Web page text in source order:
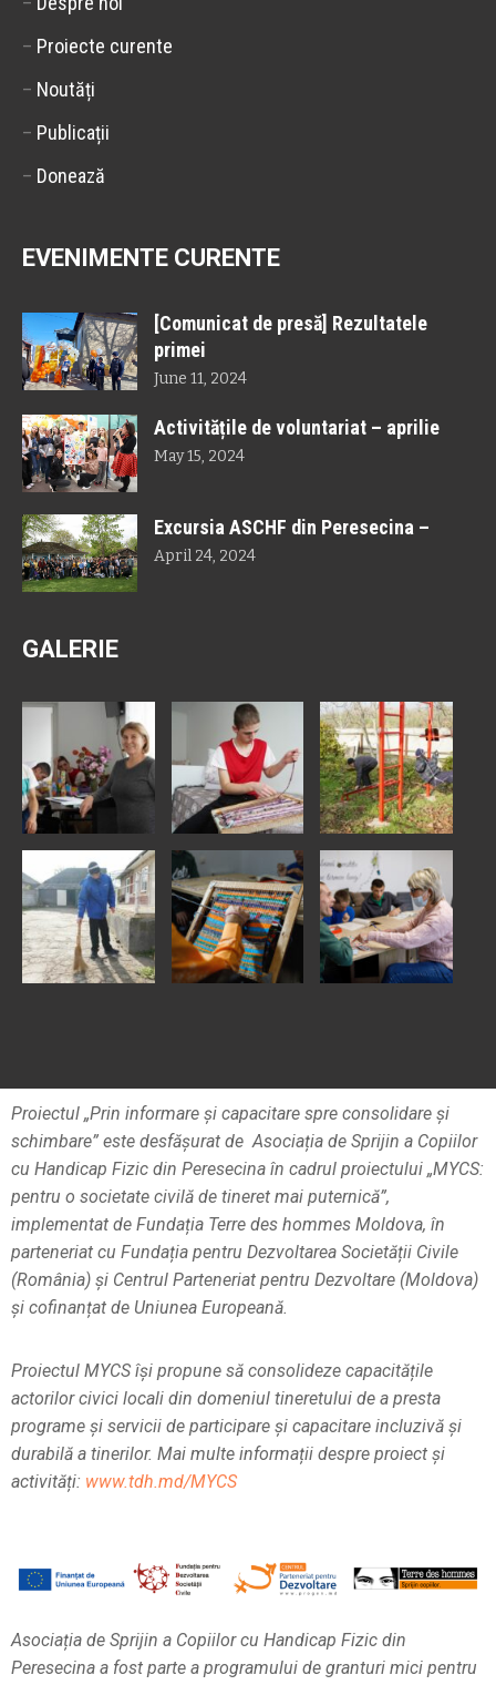
– Proiecte curente
– Noutăți
– Publicații
– Donează
EVENIMENTE CURENTE
[Comunicat de presă] Rezultatele
primei
June 11, 2024
Activitățile de voluntariat – aprilie
May 15, 2024
Excursia ASCHF din Peresecina –
April 24, 2024
GALERIE
Proiectul „Prin informare și capacitare spre consolidare și
schimbare” este desfășurat de Asociația de Sprijin a Copiilor
cu Handicap Fizic din Peresecina în cadrul proiectului „MYCS:
pentru o societate civilă de tineret mai puternică”,
implementat de Fundația Terre des hommes Moldova, în
parteneriat cu Fundația pentru Dezvoltarea Societății Civile
(România) și Centrul Parteneriat pentru Dezvoltare (Moldova)
și cofinanțat de Uniunea Europeană.
Proiectul MYCS își propune să consolideze capacitățile
actorilor civici locali din domeniul tineretului de a presta
programe și servicii de participare și capacitare incluzivă și
durabilă a tinerilor. Mai multe informații despre proiect și
activități: www.tdh.md/MYCS
Asociația de Sprijin a Copiilor cu Handicap Fizic din
Peresecina a fost parte a programului de granturi mici pentru